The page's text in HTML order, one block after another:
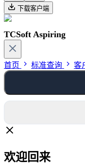
下载客户端
TCSoft Aspiring
首页 标准查询 客
欢迎回来